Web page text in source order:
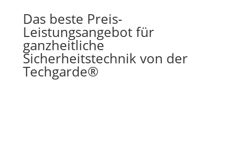
Das beste Preis-
Leistungsangebot für
ganzheitliche
Sicherheitstechnik von der
Techgarde®